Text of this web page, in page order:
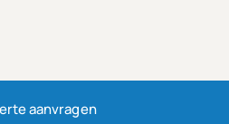
aanvragen